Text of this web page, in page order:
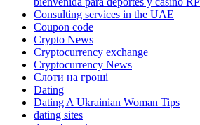
Consulting services in the UAE
Coupon code
Crypto News
Cryptocurrency exchange
Cryptocurrency News
Cлоти на гроші
Dating
Dating A Ukrainian Woman Tips
dating sites